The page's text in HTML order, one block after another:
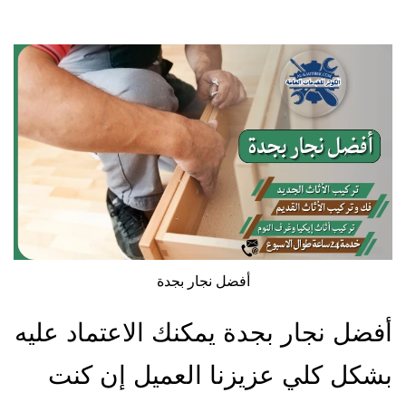
أفضل نجار بجدة
أفضل نجار بجدة يمكنك الاعتماد عليه
بشكل كلي عزيزنا العميل إن كنت